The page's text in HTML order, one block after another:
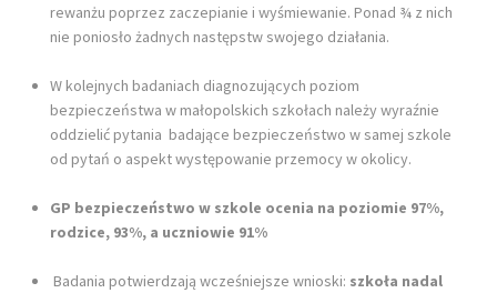
rewanżu poprzez zaczepianie i wyśmiewanie. Ponad ¾ z nich
nie poniosło żadnych następstw swojego działania.
W kolejnych badaniach diagnozujących poziom
bezpieczeństwa w małopolskich szkołach należy wyraźnie
oddzielić pytania badające bezpieczeństwo w samej szkole
od pytań o aspekt występowanie przemocy w okolicy.
GP bezpieczeństwo w szkole ocenia na poziomie 97%,
rodzice, 93%, a uczniowie 91%
Badania potwierdzają wcześniejsze wnioski: szkoła nadal